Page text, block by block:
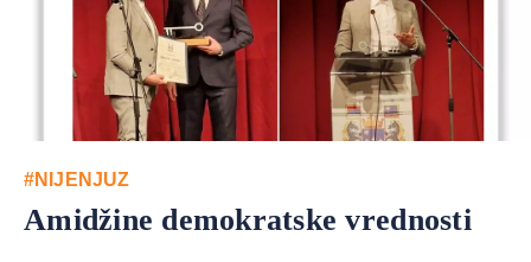
#NIJENJUZ
Amidžine demokratske vrednosti